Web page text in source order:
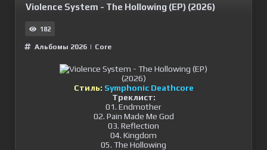
Violence System - The Hollowing (EP) (2026)
182
Альбомы 2026 | Сore
Стиль: Symphonic Deathcore
Треклист:
01. Endmother
02. Pain Made Me God
03. Reflection
04. Kingdom
05. The Hollowing